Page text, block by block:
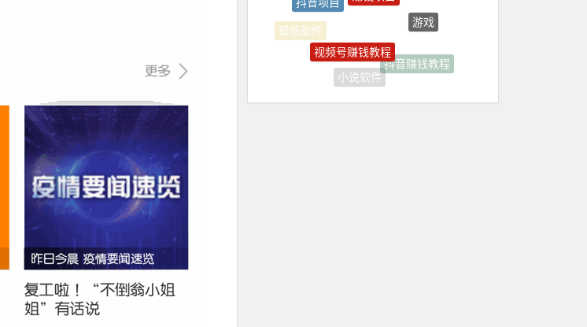
壁纸软件
抖音赚钱教程
小说软件
视频号赚钱教程